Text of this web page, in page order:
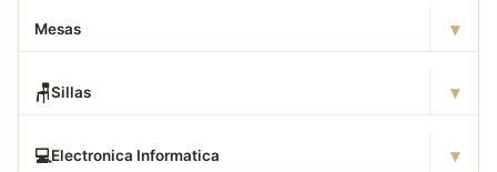
Mesas ▾
🪑Sillas ▾
💻Electronica Informatica ▾